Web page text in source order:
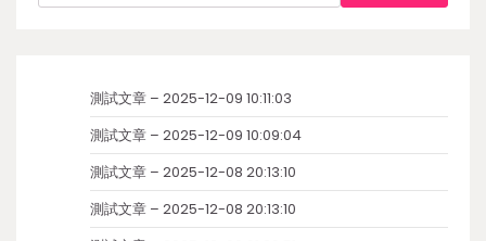
測試文章 – 2025-12-09 10:11:03
測試文章 – 2025-12-09 10:09:04
測試文章 – 2025-12-08 20:13:10
測試文章 – 2025-12-08 20:13:10